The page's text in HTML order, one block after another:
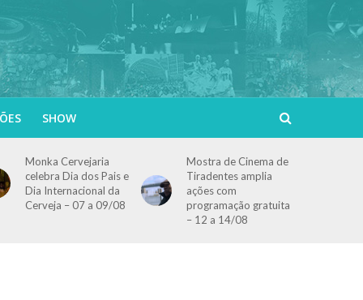
SHOW
Monka Cervejaria
celebra Dia dos Pais e
Dia Internacional da
Cerveja – 07 a 09/08
Mostra de Cinema de
Tiradentes amplia
ações com
programação gratuita
– 12 a 14/08